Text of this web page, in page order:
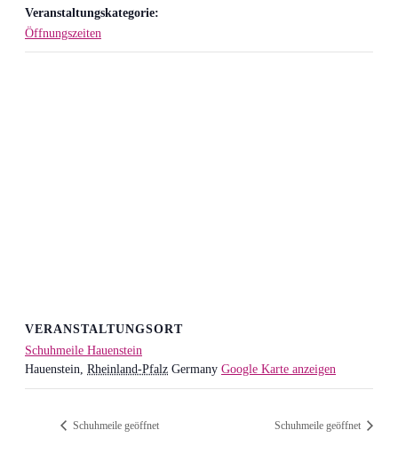
Veranstaltungskategorie:
Öffnungszeiten
VERANSTALTUNGSORT
Schuhmeile Hauenstein
Hauenstein, Rheinland-Pfalz Germany Google Karte anzeigen
Schuhmeile geöffnet Schuhmeile geöffnet